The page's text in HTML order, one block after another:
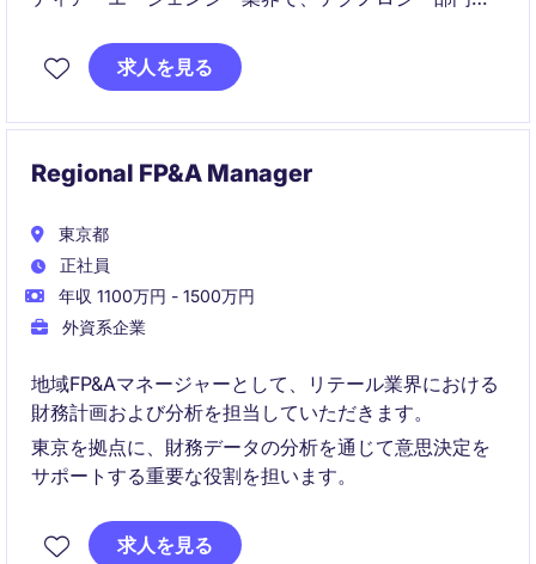
なプロジェクトの成功を推進する役割を担います。
求人を見る
Regional FP&A Manager
東京都
正社員
年収 1100万円 - 1500万円
外資系企業
地域FP&Aマネージャーとして、リテール業界における
財務計画および分析を担当していただきます。
東京を拠点に、財務データの分析を通じて意思決定を
サポートする重要な役割を担います。
求人を見る